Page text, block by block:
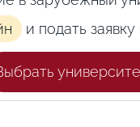
и подать